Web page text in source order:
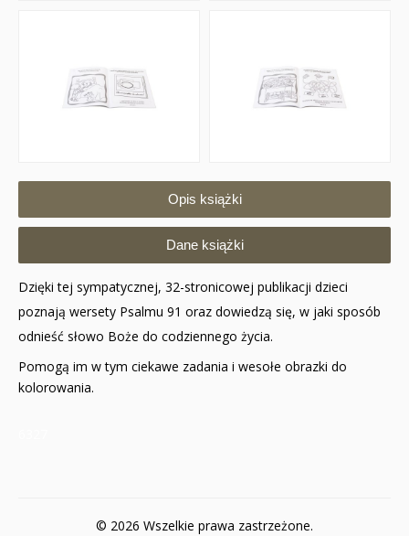
Opis książki
Dane książki
Dzięki tej sympatycznej, 32-stronicowej publikacji dzieci
poznają wersety Psalmu 91 oraz dowiedzą się, w jaki sposób
odnieść słowo Boże do codziennego życia.
Pomogą im w tym ciekawe zadania i wesołe obrazki do
kolorowania.
© 2026 Wszelkie prawa zastrzeżone.